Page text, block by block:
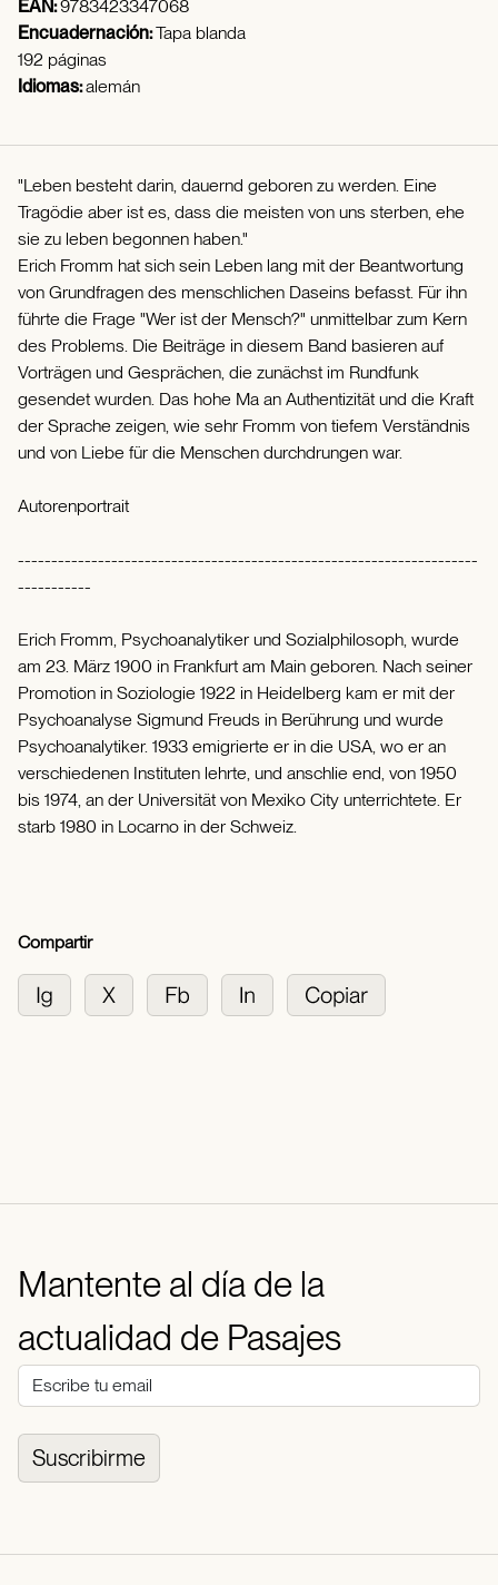
EAN:9783423347068
Encuadernación:Tapa blanda
192 páginas
Idiomas:alemán
"Leben besteht darin, dauernd geboren zu werden. Eine
Tragödie aber ist es, dass die meisten von uns sterben, ehe
sie zu leben begonnen haben."
Erich Fromm hat sich sein Leben lang mit der Beantwortung
von Grundfragen des menschlichen Daseins befasst. Für ihn
führte die Frage "Wer ist der Mensch?" unmittelbar zum Kern
des Problems. Die Beiträge in diesem Band basieren auf
Vorträgen und Gesprächen, die zunächst im Rundfunk
gesendet wurden. Das hohe Ma an Authentizität und die Kraft
der Sprache zeigen, wie sehr Fromm von tiefem Verständnis
und von Liebe für die Menschen durchdrungen war.
Autorenportrait
---------------------------------------------------------------------
-----------
Erich Fromm, Psychoanalytiker und Sozialphilosoph, wurde
am 23. März 1900 in Frankfurt am Main geboren. Nach seiner
Promotion in Soziologie 1922 in Heidelberg kam er mit der
Psychoanalyse Sigmund Freuds in Berührung und wurde
Psychoanalytiker. 1933 emigrierte er in die USA, wo er an
verschiedenen Instituten lehrte, und anschlie end, von 1950
bis 1974, an der Universität von Mexiko City unterrichtete. Er
starb 1980 in Locarno in der Schweiz.
Compartir
Mantente al día de la
actualidad de Pasajes
Suscribirme